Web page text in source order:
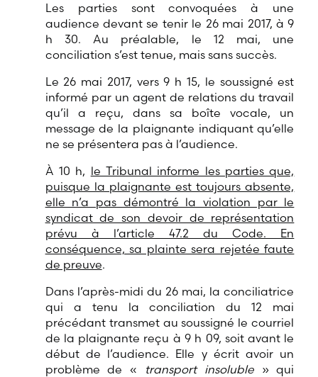
Les parties sont convoquées à une
audience devant se tenir le 26 mai 2017, à 9
h 30. Au préalable, le 12 mai, une
conciliation s’est tenue, mais sans succès.
Le 26 mai 2017, vers 9 h 15, le soussigné est
informé par un agent de relations du travail
qu’il a reçu, dans sa boîte vocale, un
message de la plaignante indiquant qu’elle
ne se présentera pas à l’audience.
À 10 h, le Tribunal informe les parties que,
puisque la plaignante est toujours absente,
elle n’a pas démontré la violation par le
syndicat de son devoir de représentation
prévu à l’article 47.2 du Code. En
conséquence, sa plainte sera rejetée faute
de preuve.
Dans l’après-midi du 26 mai, la conciliatrice
qui a tenu la conciliation du 12 mai
précédant transmet au soussigné le courriel
de la plaignante reçu à 9 h 09, soit avant le
début de l’audience. Elle y écrit avoir un
problème de « transport insoluble» qui